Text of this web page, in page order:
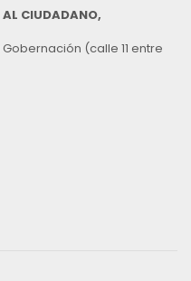
CIUDADANO,
(calle 11 entre